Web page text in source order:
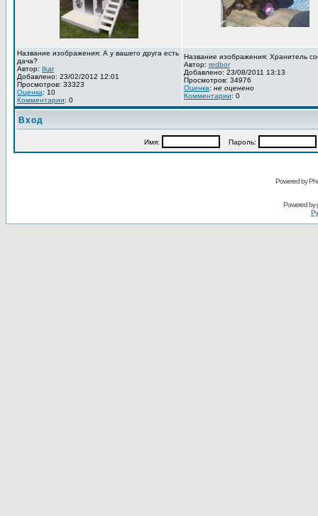
Название изображения: А у вашего друга есть
дача?
Автор: Ikar
Добавлено: 23/02/2012 12:01
Просмотров: 33323
Оценка: 10
Комментарии: 0
Название изображения: Хранитель
Автор: redbor
Добавлено: 23/08/2011 13:13
Просмотров: 34976
Оценка: не оценено
Комментарии: 0
Вход
Имя: Пароль:
Powered by
Powered by